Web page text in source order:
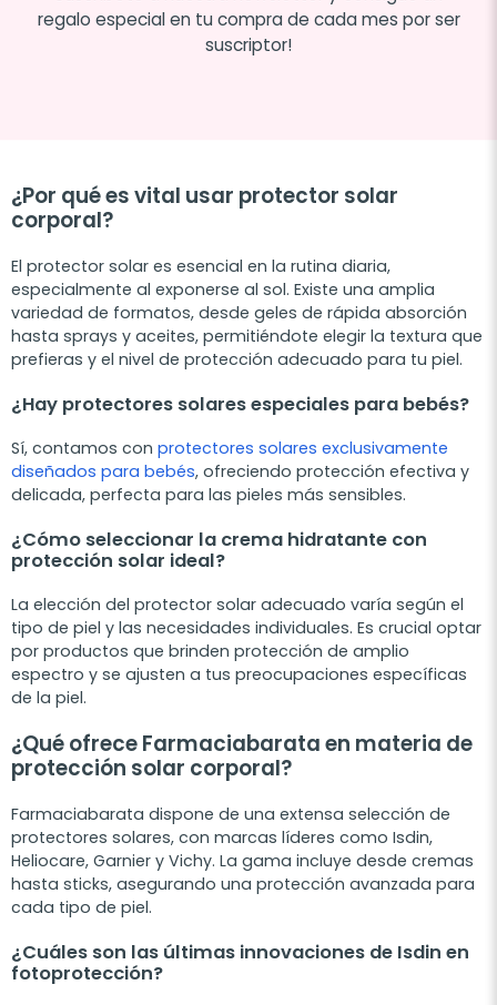
regalo especial en tu compra de cada mes por ser
suscriptor!
¿Por qué es vital usar protector solar
corporal?
El protector solar es esencial en la rutina diaria,
especialmente al exponerse al sol. Existe una amplia
variedad de formatos, desde geles de rápida absorción
hasta sprays y aceites, permitiéndote elegir la textura que
prefieras y el nivel de protección adecuado para tu piel.
¿Hay protectores solares especiales para bebés?
Sí, contamos con protectores solares exclusivamente
diseñados para bebés, ofreciendo protección efectiva y
delicada, perfecta para las pieles más sensibles.
¿Cómo seleccionar la crema hidratante con
protección solar ideal?
La elección del protector solar adecuado varía según el
tipo de piel y las necesidades individuales. Es crucial optar
por productos que brinden protección de amplio
espectro y se ajusten a tus preocupaciones específicas
de la piel.
¿Qué ofrece Farmaciabarata en materia de
protección solar corporal?
Farmaciabarata dispone de una extensa selección de
protectores solares, con marcas líderes como Isdin,
Heliocare, Garnier y Vichy. La gama incluye desde cremas
hasta sticks, asegurando una protección avanzada para
cada tipo de piel.
¿Cuáles son las últimas innovaciones de Isdin en
fotoprotección?